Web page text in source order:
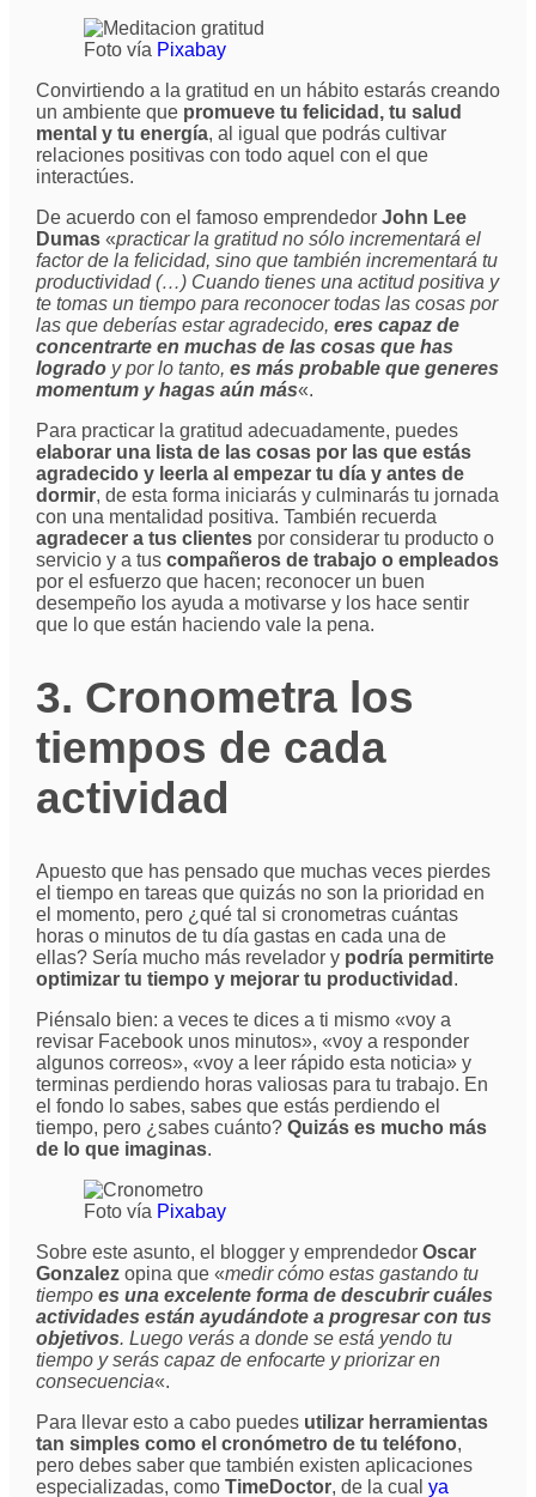
Foto vía Pixabay
Convirtiendo a la gratitud en un hábito estarás creando
un ambiente que promueve tu felicidad, tu salud
mental y tu energía, al igual que podrás cultivar
relaciones positivas con todo aquel con el que
interactúes.
De acuerdo con el famoso emprendedor John Lee
Dumas«practicar la gratitud no sólo incrementará el
factor de la felicidad, sino que también incrementará tu
productividad (…) Cuando tienes una actitud positiva y
te tomas un tiempo para reconocer todas las cosas por
las que deberías estar agradecido, eres capaz de
concentrarte en muchas de las cosas que has
logradoy por lo tanto, es más probable que generes
momentum y hagas aún más«.
Para practicar la gratitud adecuadamente, puedes
elaborar una lista de las cosas por las que estás
agradecido y leerla al empezar tu día y antes de
dormir, de esta forma iniciarás y culminarás tu jornada
con una mentalidad positiva. También recuerda
agradecer a tus clientespor considerar tu producto o
servicio y a tus compañeros de trabajo o empleados
por el esfuerzo que hacen; reconocer un buen
desempeño los ayuda a motivarse y los hace sentir
que lo que están haciendo vale la pena.
3. Cronometra los
tiempos de cada
actividad
Apuesto que has pensado que muchas veces pierdes
el tiempo en tareas que quizás no son la prioridad en
el momento, pero ¿qué tal si cronometras cuántas
horas o minutos de tu día gastas en cada una de
ellas? Sería mucho más revelador y podría permitirte
optimizar tu tiempo y mejorar tu productividad .
Piénsalo bien: a veces te dices a ti mismo «voy a
revisar Facebook unos minutos», «voy a responder
algunos correos», «voy a leer rápido esta noticia» y
terminas perdiendo horas valiosas para tu trabajo. En
el fondo lo sabes, sabes que estás perdiendo el
tiempo, pero ¿sabes cuánto? Quizás es mucho más
de lo que imaginas.
Foto vía Pixabay
Sobre este asunto, el blogger y emprendedor Oscar
Gonzalezopina que «medir cómo estas gastando tu
tiempo es una excelente forma de descubrir cuáles
actividades están ayudándote a progresar con tus
objetivos. Luego verás a donde se está yendo tu
tiempo y serás capaz de enfocarte y priorizar en
consecuencia«.
Para llevar esto a cabo puedes utilizar herramientas
tan simples como el cronómetro de tu teléfono,
pero debes saber que también existen aplicaciones
especializadas, como TimeDoctor, de la cual ya